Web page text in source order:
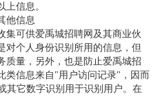
信息。
他信息
集可供爱禹城招聘网及其商业伙
对个人身份识别所用的信息，但
质量，另外，也是防止爱禹城招
类信息来自"用户访问记录"，因而
其它数字识别用于识别用户。在